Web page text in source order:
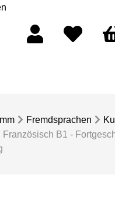
Fremdsprachen
Französisch B1 -